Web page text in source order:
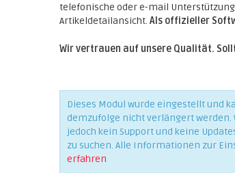
telefonische oder e-mail
Artikeldetailansicht. Als offizieller
Wir vertrauen auf unsere Qualität.
Dieses Modul wurde eingestellt und
demzufolge nicht verlängert werden.
jedoch kein Support und keine
zu suchen. Alle Informationen zur
erfahren